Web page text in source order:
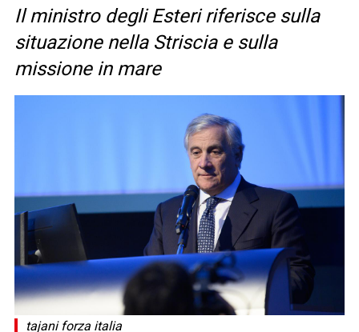
Il ministro degli Esteri riferisce sulla
situazione nella Striscia e sulla
missione in mare
tajani forza italia